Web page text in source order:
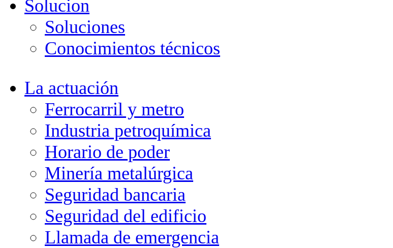
Solucion
Soluciones
Conocimientos técnicos
La actuación
Ferrocarril y metro
Industria petroquímica
Horario de poder
Minería metalúrgica
Seguridad bancaria
Seguridad del edificio
Llamada de emergencia